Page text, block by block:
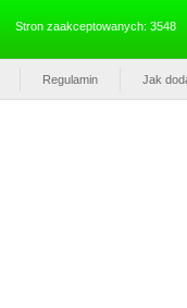
Stron zaakceptowanych: 3548
Regulamin Jak